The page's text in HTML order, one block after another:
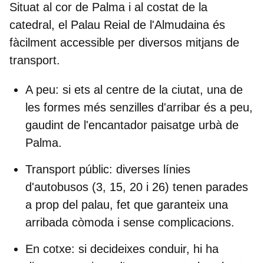
Situat al cor de Palma i al costat de la
catedral , el Palau Reial de l'Almudaina és
fàcilment accessible per diversos mitjans de
transport.
A peu: si ets al centre de la ciutat, una de
les formes més senzilles d'arribar és a peu,
gaudint de l'encantador paisatge urbà de
Palma.
Transport públic: diverses línies
d'autobusos (3, 15, 20 i 26) tenen parades
a prop del palau, fet que garanteix una
arribada còmoda i sense complicacions.
En cotxe: si decideixes conduir, hi ha